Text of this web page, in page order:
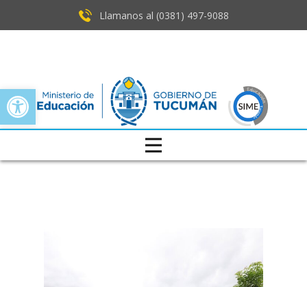
Open toolbar
Llamanos al (0381) ​497-9088